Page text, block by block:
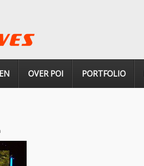
OVER POI PORTFOLIO